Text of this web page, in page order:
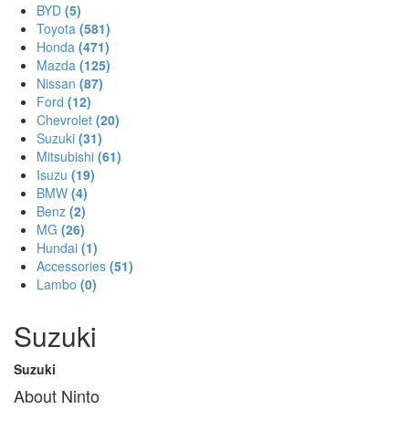
BYD (5)
Toyota (581)
Honda (471)
Mazda (125)
Nissan (87)
Ford (12)
Chevrolet (20)
Suzuki (31)
Mitsubishi (61)
Isuzu (19)
BMW (4)
Benz (2)
MG (26)
Hundai (1)
Accessories (51)
Lambo (0)
Suzuki
Suzuki
About Ninto